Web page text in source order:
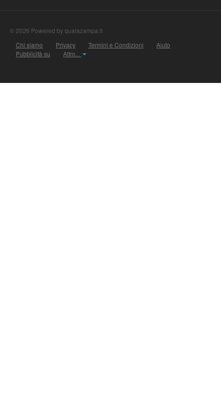
© 2026 Powered by qualazampa.it
Chi siamo
Privacy Termini e Condizioni
Aiuto
Pubblicità su
Altro...